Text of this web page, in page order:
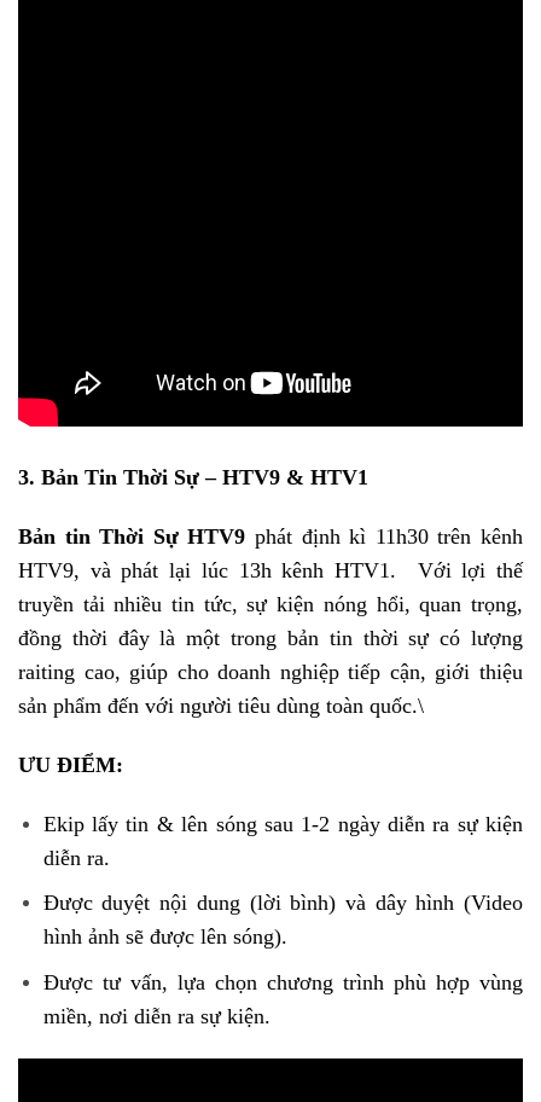
3. Bản Tin Thời Sự – HTV9 & HTV1
Bản tin Thời Sự HTV9 phát định kì 11h30 trên kênh
HTV9, và phát lại lúc 13h kênh HTV1. Với lợi thế
truyền tải nhiều tin tức, sự kiện nóng hổi, quan trọng,
đồng thời đây là một trong bản tin thời sự có lượng
raiting cao, giúp cho doanh nghiệp tiếp cận, giới thiệu
sản phẩm đến với người tiêu dùng toàn quốc.\
ƯU ĐIỂM:
Ekip lấy tin & lên sóng sau 1-2 ngày diễn ra sự kiện
diễn ra.
Được duyệt nội dung (lời bình) và dây hình (Video
hình ảnh sẽ được lên sóng).
Được tư vấn, lựa chọn chương trình phù hợp vùng
miền, nơi diễn ra sự kiện.